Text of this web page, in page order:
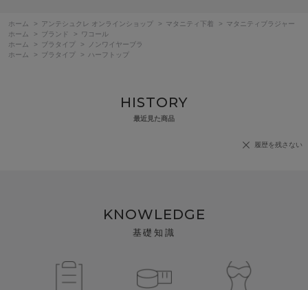
ホーム > アンテシュクレ オンラインショップ > マタニティ下着 >
マタニティブラジャー
ホーム
> ブランド >
ワコール
ホーム
> ブラタイプ >
ノンワイヤーブラ
ホーム
> ブラタイプ > ハーフトップ
HISTORY
最近見た商品
履歴を残さない
KNOWLEDGE
基礎知識